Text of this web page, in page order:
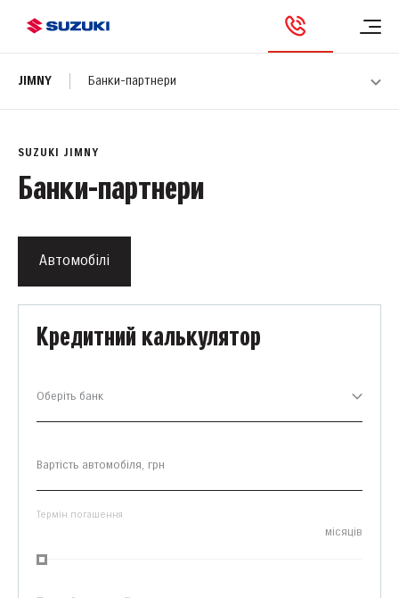
JIMNY Банки-партнери
SUZUKI JIMNY
Банки-партнери
Автомобілі
Кредитний калькулятор
Оберіть банк
Термін погашення
місяців